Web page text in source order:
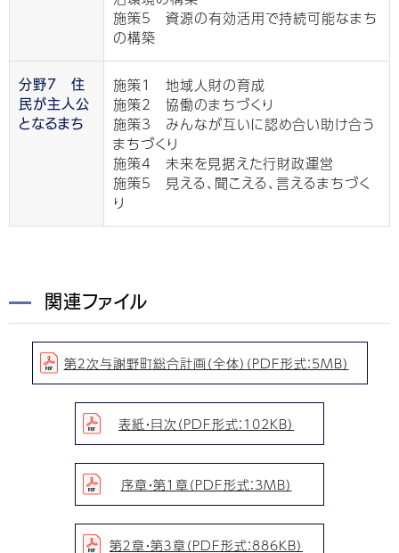
施策5 資源の有効活用で持続可能なまち
の構築
分野7 住
民が主人公
となるまち
施策1 地域人財の育成
施策2 協働のまちづくり
施策3 みんなが互いに認め合い助け合う
まちづくり
施策4 未来を見据えた行財政運営
施策5 見える、聞こえる、言えるまちづく
り
関連ファイル
第２次与謝野町総合計画（全体）（PDF形式：5MB）
表紙・目次（PDF形式：102KB）
序章・第１章（PDF形式：3MB）
第２章・第３章（PDF形式：886KB）